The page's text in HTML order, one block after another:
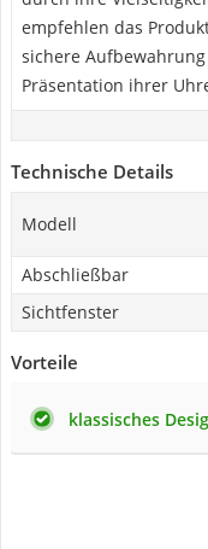
empfehlen das
sichere
Präsentation ihrer
Technische Details
Modell
Abschließbar
Sichtfenster
Vorteile
klassisches